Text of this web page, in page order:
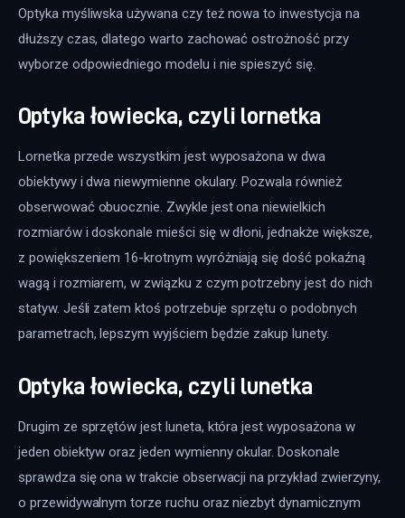
Optyka myśliwska używana czy też nowa to inwestycja na
dłuższy czas, dlatego warto zachować ostrożność przy
wyborze odpowiedniego modelu i nie spieszyć się.
Optyka łowiecka, czyli lornetka
Lornetka przede wszystkim jest wyposażona w dwa
obiektywy i dwa niewymienne okulary. Pozwala również
obserwować obuocznie. Zwykle jest ona niewielkich
rozmiarów i doskonale mieści się w dłoni, jednakże większe,
z powiększeniem 16-krotnym wyróżniają się dość pokaźną
wagą i rozmiarem, w związku z czym potrzebny jest do nich
statyw. Jeśli zatem ktoś potrzebuje sprzętu o podobnych
parametrach, lepszym wyjściem będzie zakup lunety.
Optyka łowiecka, czyli lunetka
Drugim ze sprzętów jest luneta, która jest wyposażona w
jeden obiektyw oraz jeden wymienny okular. Doskonale
sprawdza się ona w trakcie obserwacji na przykład zwierzyny,
o przewidywalnym torze ruchu oraz niezbyt dynamicznym